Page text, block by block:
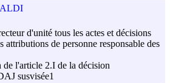
d'unité tous les actes et décisions
attributions de personne responsable des
de l'article 2.I de la décision
susvisée1